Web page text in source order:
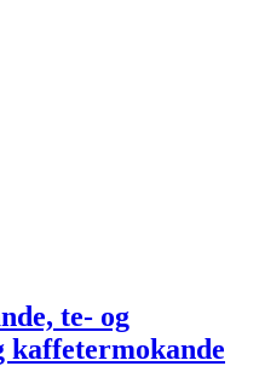
te- og
kaffetermokande